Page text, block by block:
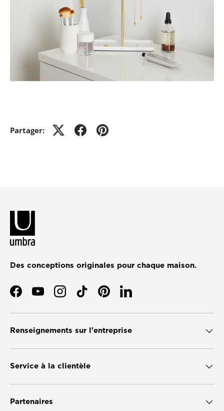
Partager:
Des conceptions originales pour chaque maison.
FacebookYouTubeInstagramTikTokPinterestLinkedIn
Renseignements sur l'entreprise
Service à la clientèle
Partenaires